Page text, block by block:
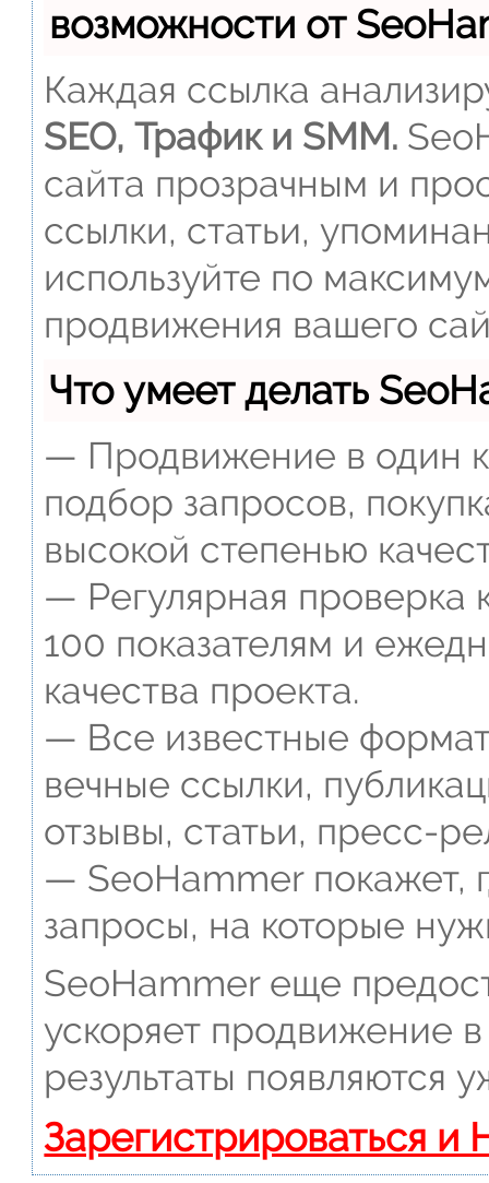
возможности от
Каждая ссылка
SEO, Трафик и SMM.
сайта прозрачным и
ссылки, статьи,
используйте по
продвижения вашего
Что умеет делать
— Продвижение в один
подбор запросов,
высокой степенью
— Регулярная проверка
100 показателям и
качества проекта.
— Все известные
вечные ссылки,
отзывы, статьи, пресс-
— SeoHammer покажет,
запросы, на которые
SeoHammer еще
ускоряет продвижение
результаты появляются
Зарегистрироваться и